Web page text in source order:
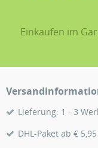
Einkaufen im
Lieferung: 1 - 3
DHL-Paket ab € 5,95